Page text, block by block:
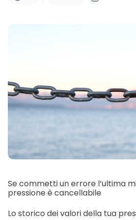
Se commetti un errore l’ultima
pressione è cancellabile
Lo storico dei valori della tua